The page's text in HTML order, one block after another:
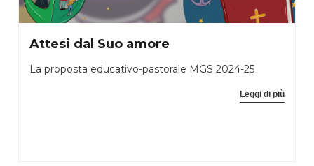
Attesi dal Suo amore
La proposta educativo-pastorale MGS 2024-25
Leggi di più